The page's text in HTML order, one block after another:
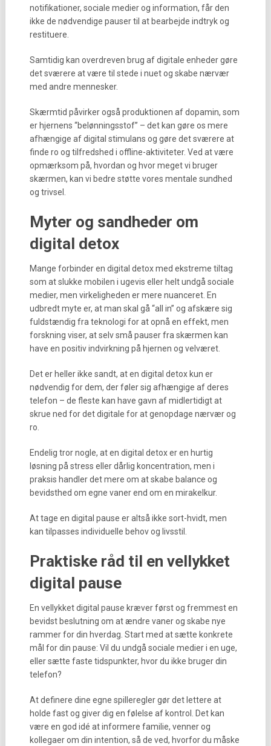
notifikationer, sociale medier og information, får den
ikke de nødvendige pauser til at bearbejde indtryk og
restituere.
Samtidig kan overdreven brug af digitale enheder gøre
det sværere at være til stede i nuet og skabe nærvær
med andre mennesker.
Skærmtid påvirker også produktionen af dopamin, som
er hjernens “belønningsstof” – det kan gøre os mere
afhængige af digital stimulans og gøre det sværere at
finde ro og tilfredshed i offline-aktiviteter. Ved at være
opmærksom på, hvordan og hvor meget vi bruger
skærmen, kan vi bedre støtte vores mentale sundhed
og trivsel.
Myter og sandheder om
digital detox
Mange forbinder en digital detox med ekstreme tiltag
som at slukke mobilen i ugevis eller helt undgå sociale
medier, men virkeligheden er mere nuanceret. En
udbredt myte er, at man skal gå “all in” og afskære sig
fuldstændig fra teknologi for at opnå en effekt, men
forskning viser, at selv små pauser fra skærmen kan
have en positiv indvirkning på hjernen og velværet.
Det er heller ikke sandt, at en digital detox kun er
nødvendig for dem, der føler sig afhængige af deres
telefon – de fleste kan have gavn af midlertidigt at
skrue ned for det digitale for at genopdage nærvær og
ro.
Endelig tror nogle, at en digital detox er en hurtig
løsning på stress eller dårlig koncentration, men i
praksis handler det mere om at skabe balance og
bevidsthed om egne vaner end om en mirakelkur.
At tage en digital pause er altså ikke sort-hvidt, men
kan tilpasses individuelle behov og livsstil.
Praktiske råd til en vellykket
digital pause
En vellykket digital pause kræver først og fremmest en
bevidst beslutning om at ændre vaner og skabe nye
rammer for din hverdag. Start med at sætte konkrete
mål for din pause: Vil du undgå sociale medier i en uge,
eller sætte faste tidspunkter, hvor du ikke bruger din
telefon?
At definere dine egne spilleregler gør det lettere at
holde fast og giver dig en følelse af kontrol. Det kan
være en god idé at informere familie, venner og
kollegaer om din intention, så de ved, hvorfor du måske